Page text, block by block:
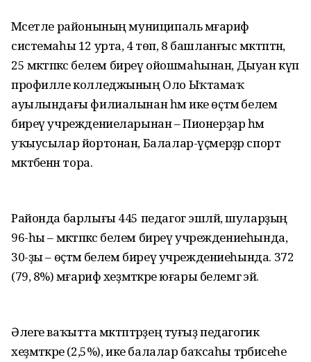
Мәсетле районының муниципаль мәғариф
системаһы 12 урта, 4 төп, 8 башланғыс мәктәптән,
25 мәктәпкәсә белем биреү ойошмаһынан, Дыуан күп
профилле колледжының Оло Ыҡтамаҡ
ауылындағы филиалынан һәм ике өҫтәмә белем
биреү учреждениеларынан – Пионерҙар һәм
уҡыусылар йортонан, Балалар-үҫмерҙәр спорт
мәктәбенән тора.
Районда барлығы 445 педагог эшләй, шуларҙың
96-һы – мәктәпкәсә белем биреү учреждениеһында,
30-ҙы – өҫтәмә белем биреү учреждениеһында. 372
(79, 8%) мәғариф хеҙмәткәре юғары белемгә эйә.
Әлеге ваҡытта мәктәптәрҙең туғыҙ педагогик
хеҙмәткәре (2,5%), ике балалар баҡсаһы тәрбиәсеһе